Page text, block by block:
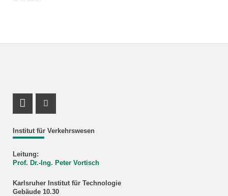
Institut für Verkehrswesen
Leitung:
Prof. Dr.-Ing. Peter Vortisch
Karlsruher Institut für Technologie
Gebäude 10.30
LinkedIn Profil